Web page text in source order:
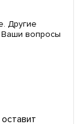
Другие
Ваши вопросы